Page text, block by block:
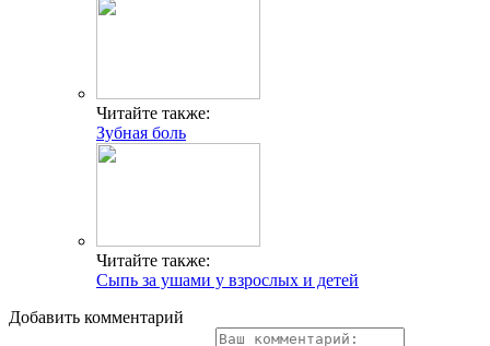
Читайте также:
Зубная боль
Читайте также:
Сыпь за ушами у взрослых и детей
Добавить комментарий